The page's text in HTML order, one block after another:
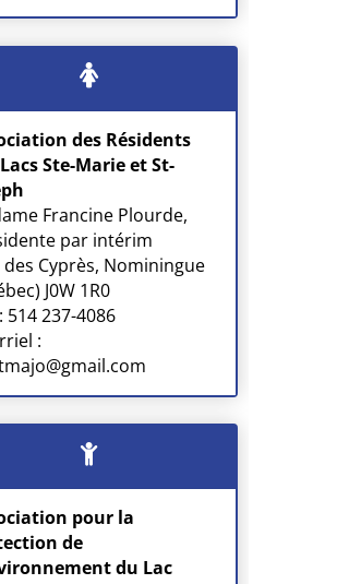
des Résidents
Ste-Marie et St-
Francine Plourde,
par intérim
des Cyprès, Nominingue
J0W 1R0
514 237-4086
:
pour la
de
du Lac